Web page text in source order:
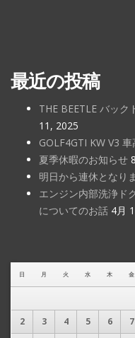
最近の投稿
THE BEETLE バッ
11, 2025
GOLF4GTI KW V3
夏季休暇のお知らせ
明日から連休となり
エンジン内部洗浄ド
についてのお話 4月
日 月 火 水 木 金
2
3 4 5 6 7